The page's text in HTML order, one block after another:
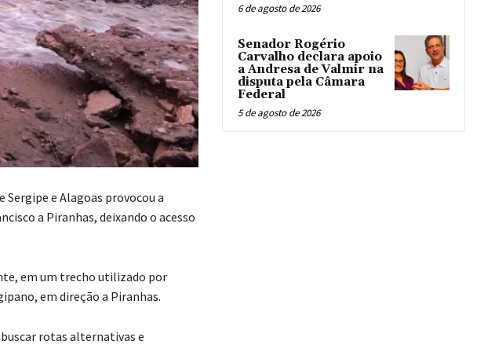
e Alagoas provocou a
a Piranhas, deixando o acesso
em um trecho utilizado por
em direção a Piranhas.
rotas alternativas e
6 de agosto de 2026
Senador Rogério
Carvalho declara apoio
a Andresa de Valmir na
disputa pela Câmara
Federal
5 de agosto de 2026